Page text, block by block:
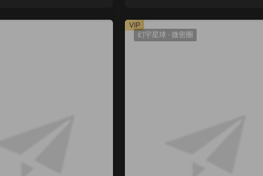
幻宇星球 ·微密圈
VIP